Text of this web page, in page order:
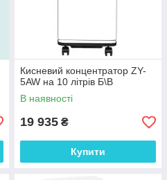
Кисневий концентратор ZY-
5AW на 10 літрів Б\В
В наявності
19 935 ₴
Купити